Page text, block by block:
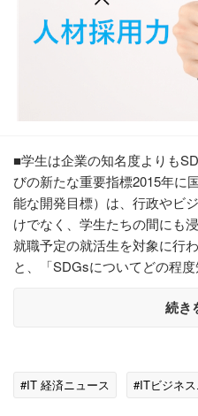
■学生は企業の知名度よりも
びの新たな重要指標2015年に
能な開発目標）は、行政やビ
けでなく、学生たちの間にも
就職予定の就活生を対象に行
と、「SDGsについてどの程度
続き
#IT 経済ニュース #ITビジネ